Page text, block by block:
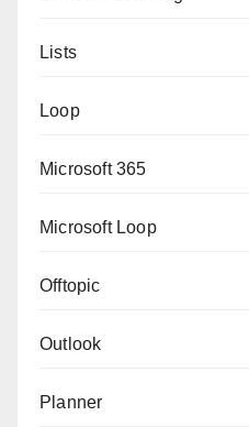
Lists
Loop
Microsoft 365
Microsoft Loop
Offtopic
Outlook
Planner